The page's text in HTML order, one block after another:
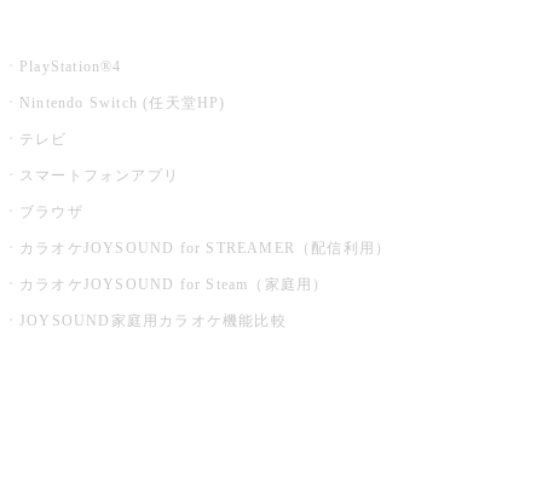
PlayStation®4
Nintendo Switch (任天堂HP)
テレビ
スマートフォンアプリ
ブラウザ
カラオケJOYSOUND for STREAMER（配信利用）
カラオケJOYSOUND for Steam（家庭用）
JOYSOUND家庭用カラオケ機能比較